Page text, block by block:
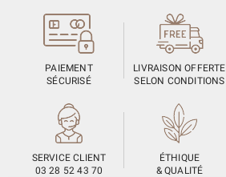
PAIEMENT
SÉCURISÉ
LIVRAISON OFFERTE
SELON CONDITIONS
SERVICE CLIENT
03 28 52 43 70
ÉTHIQUE
& QUALITÉ